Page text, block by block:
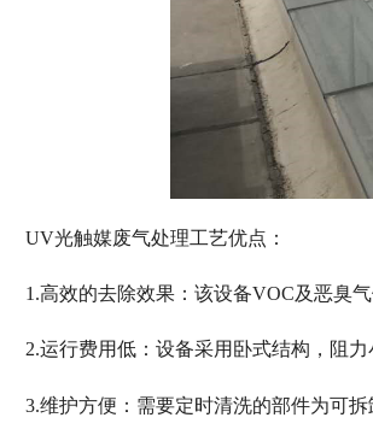
UV光触媒废气处理工艺优点：
1.高效的去除效果：该设备VOC及恶臭气
2.运行费用低：设备采用卧式结构，阻
3.维护方便：需要定时清洗的部件为可